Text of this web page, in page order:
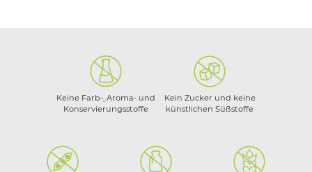
Keine Farb-, Aroma- und
Konservierungsstoffe
Kein Zucker und keine
künstlichen Süßstoffe